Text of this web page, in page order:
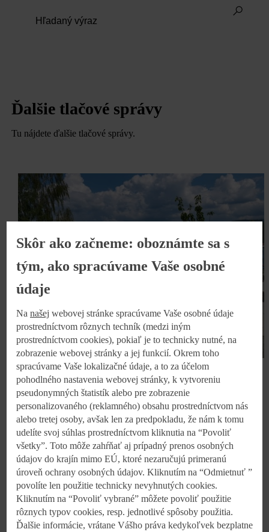
Ďalšie tlačové správy
Tu nájdete ďalšie tlačové správy.
Kaufland otvoril K Park v Tvrdošíne: prilákal
športovcov aj mladých
Rýchle kolobežky a skejty, basketbal aj triky od majstra sveta.
Otvorenie multifunkčného športoviska pre mladých v Tvrdošíne
sa nieslo v duchu radosti zo športu, pohybu na čerstvom
vzduchu a dobrom pocite z toho, že voľný čas sa dá tráviť aj
inak ako v online svete.
Skôr ako začneme: oboznámte sa s
tým, ako spracúvame Vaše osobné
údaje
Na našej webovej stránke spracúvame Vaše osobné údaje
prostredníctvom rôznych techník (medzi iným
prostredníctvom cookies), pokiaľ je to technicky nutné, na
zobrazenie webovej stránky a jej funkcií. Okrem toho
spracúvame Vaše lokalizačné údaje, a to za účelom
pohodlného nastavenia webovej stránky, k vytvoreniu
pseudonymných štatistík alebo pre zobrazenie
personalizovaného (reklamného) obsahu prostredníctvom nás
alebo tretej osoby, avšak len za predpokladu, že nám k tomu
udelíte svoj súhlas prostredníctvom kliknutia na “Povoliť
všetky”. Toto môže zahŕňať aj prípadný prenos osobných
údajov do krajín mimo EÚ, ktoré nezaručujú primeranú
úroveň ochrany osobných údajov. Kliknutím na “Odmietnuť ”
povolíte len použitie technicky nevyhnutých cookies.
Kliknutím na “Povoliť vybrané” môžete povoliť použitie
rôznych typov cookies, resp. jednotlivé spôsoby použitia.
Ďalšie informácie, vrátane Vášho práva kedykoľvek bezplatne